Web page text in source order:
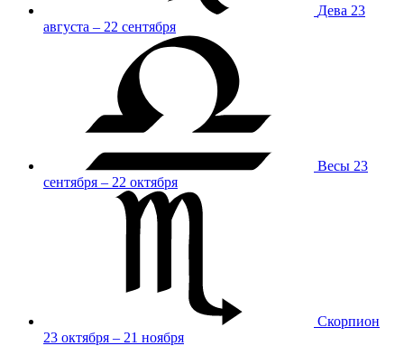
Дева 23
августа – 22 сентября
Весы 23
сентября – 22 октября
Скорпион
23 октября – 21 ноября